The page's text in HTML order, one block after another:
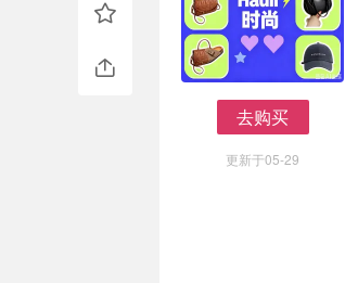
去购买
更新于05-29